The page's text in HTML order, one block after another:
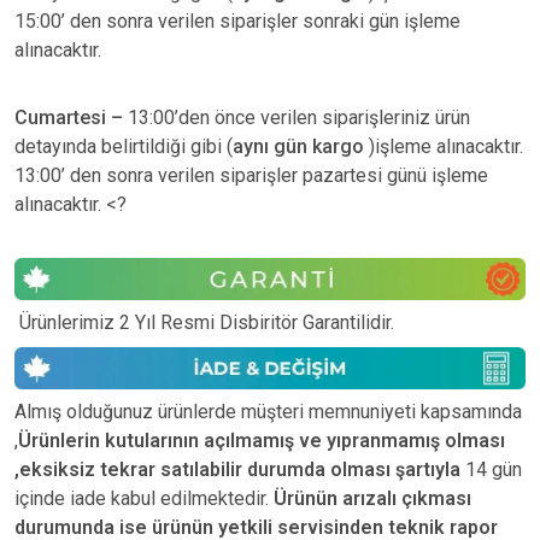
15:00’ den sonra verilen siparişler sonraki gün işleme
alınacaktır.
Cumartesi – 13:00’den önce verilen siparişleriniz ürün
detayında belirtildiği gibi (aynı gün kargo )işleme alınacaktır.
13:00’ den sonra verilen siparişler pazartesi günü işleme
alınacaktır. <?
Ürünlerimiz 2 Yıl Resmi Disbiritör Garantilidir.
Almış olduğunuz ürünlerde müşteri memnuniyeti kapsamında
,Ürünlerin kutularının açılmamış ve yıpranmamış olması
,eksiksiz tekrar satılabilir durumda olması şartıyla 14 gün
içinde iade kabul edilmektedir. Ürünün arızalı çıkması
durumunda ise ürünün yetkili servisinden teknik rapor